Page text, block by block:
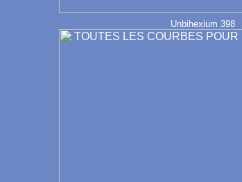
Unbihexium 398